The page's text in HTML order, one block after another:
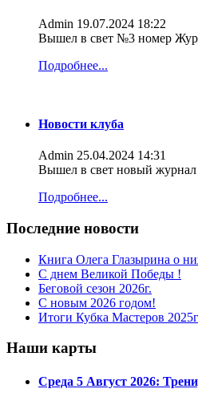
Admin 19.07.2024 18:22
Вышел в свет №3 номер
Подробнее...
Новости клуба
Admin 25.04.2024 14:31
Вышел в свет новый журнал
Подробнее...
Последние новости
Книга Олега Глазырина о
С днем Великой Победы !
Беговой сезон 2026г.
С новым 2026 годом!
Итоги Кубка Мастеров
Наши карты
Среда 5 Август 2026: